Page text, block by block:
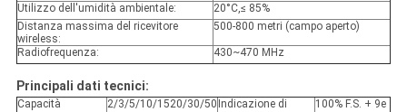
Utilizzo dell'umidità ambientale:
20°C,≤ 85%
Distanza massima del ricevitore
wireless:
500-800 metri (campo aperto)
Radiofrequenza: 430~470 MHz
Principali dati tecnici:
Capacità
2/3/5/10/1520/30/50 Indicazione di
100% F.S. + 9e